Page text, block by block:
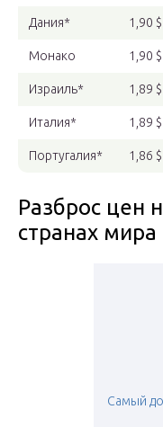
Дания* 1,90 $
Монако 1,90 $
Израиль* 1,89 $
Италия* 1,89 $
Португалия* 1,86 $
Разброс цен
странах мира
Самый